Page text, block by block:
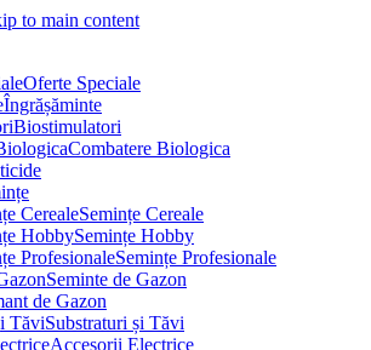
to main content
Oferte Speciale
Îngrășăminte
Biostimulatori
Combatere Biologica
Semințe Cereale
Semințe Hobby
Semințe Profesionale
Seminte de Gazon
de Gazon
Substraturi și Tăvi
Accesorii Electrice